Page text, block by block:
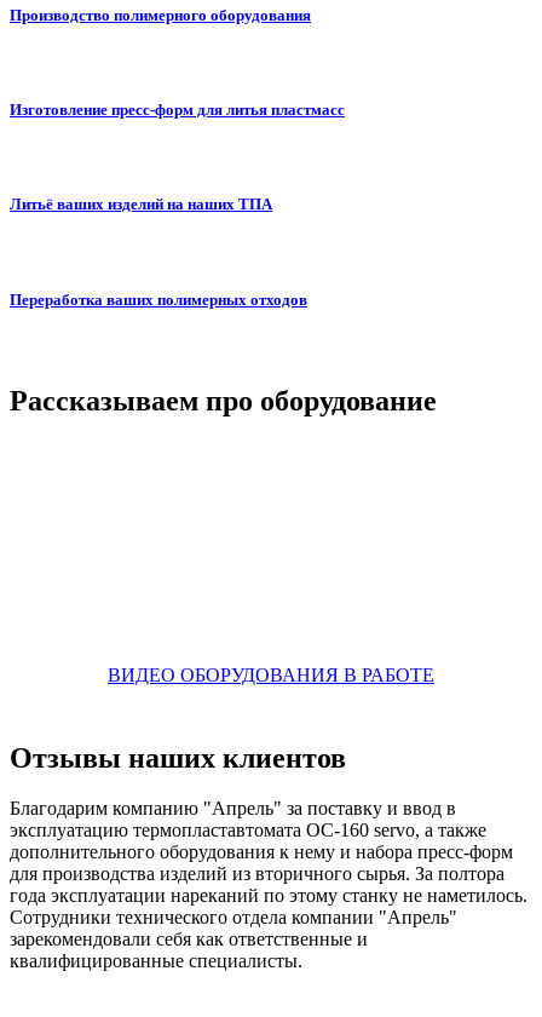
Производство полимерного оборудования
Изготовление пресс-форм для литья пластмасс
Литьё ваших изделий на наших ТПА
Переработка ваших полимерных отходов
Рассказываем про оборудование
ВИДЕО ОБОРУДОВАНИЯ В РАБОТЕ
Отзывы наших клиентов
Благодарим компанию "Апрель" за поставку и ввод в
эксплуатацию термопластавтомата OC-160 servo, а также
дополнительного оборудования к нему и набора пресс-форм
для производства изделий из вторичного сырья. За полтора
года эксплуатации нареканий по этому станку не наметилось.
Сотрудники технического отдела компании "Апрель"
зарекомендовали себя как ответственные и
квалифицированные специалисты.